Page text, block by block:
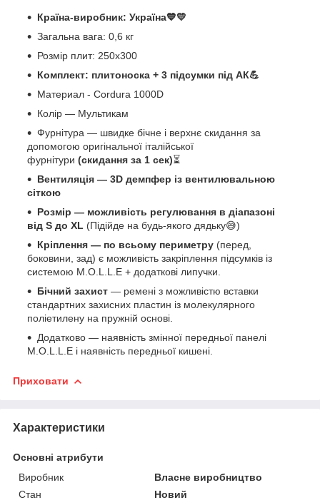
Країна-виробник: Україна💙💛
Загальна вага: 0,6 кг
Розмір плит: 250х300
Комплект: плитоноска + 3 підсумки під АК💪
Материал - Cordura 1000D
Колір — Мультикам
Фурнітура — швидке бічне і верхнє скидання за
допомогою оригінальної італійської
фурнітури (скидання за 1 сек)⏳
Вентиляція — 3D демпфер із вентилювальною
сіткою
Розмір — можливість регулювання в діапазоні
від S до XL (Підійде на будь-якого дядьку😅)
Кріплення — по всьому периметру (перед,
боковини, зад) є можливість закріплення підсумків із
системою M.O.L.L.E + додаткові липучки.
Бічний захист — ремені з можливістю вставки
стандартних захисних пластин із молекулярного
поліетилену на пружній основі.
Додатково — наявність змінної передньої панелі
M.O.L.L.E і наявність передньої кишені.
Приховати
Характеристики
Основні атрибути
Виробник
Власне виробництво
Стан
Новий